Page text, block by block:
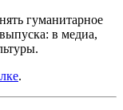
гуманитарное
в медиа,
.